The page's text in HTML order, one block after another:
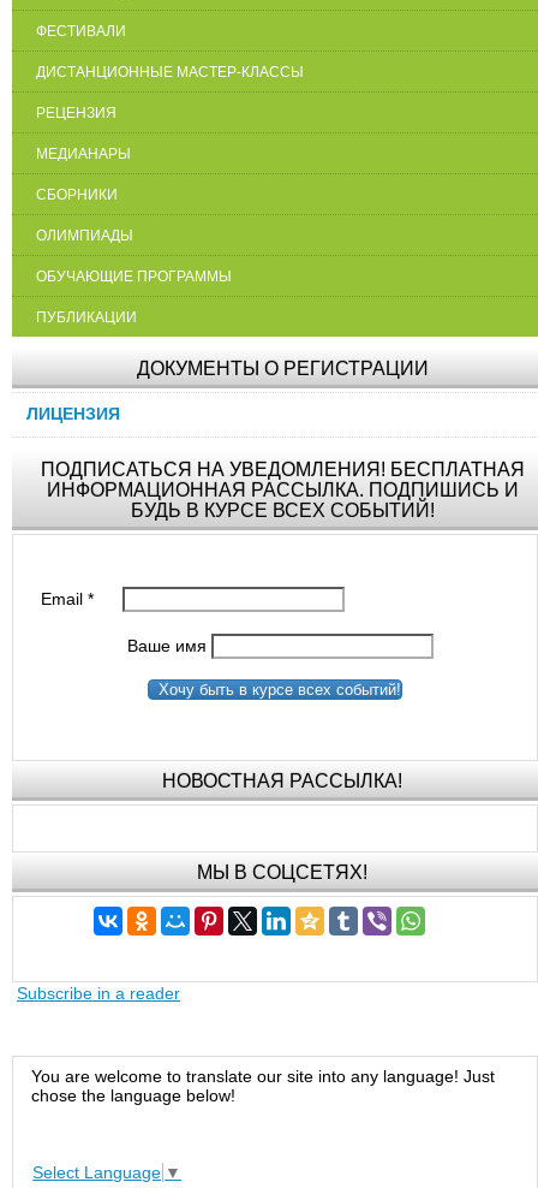
ФЕСТИВАЛИ
ДИСТАНЦИОННЫЕ МАСТЕР-КЛАССЫ
РЕЦЕНЗИЯ
МЕДИАНАРЫ
СБОРНИКИ
ОЛИМПИАДЫ
ОБУЧАЮЩИЕ ПРОГРАММЫ
ПУБЛИКАЦИИ
ДОКУМЕНТЫ О РЕГИСТРАЦИИ
ЛИЦЕНЗИЯ
ПОДПИСАТЬСЯ НА УВЕДОМЛЕНИЯ! БЕСПЛАТНАЯ
ИНФОРМАЦИОННАЯ РАССЫЛКА. ПОДПИШИСЬ И
БУДЬ В КУРСЕ ВСЕХ СОБЫТИЙ!
Email*
Ваше имя
Хочу быть в курсе всех событий!
НОВОСТНАЯ РАССЫЛКА!
МЫ В СОЦСЕТЯХ!
Subscribe in a reader
You are welcome to translate our site into any language! Just
chose the language below!
Select Language ▼